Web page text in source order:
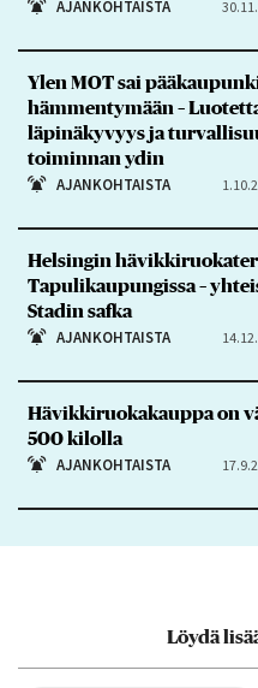
AJANKOHTAISTA
Ylen MOT sai
hämmentymään –
läpinäkyvyys ja
toiminnan ydin
AJANKOHTAISTA
Helsingin
Tapulikaupungissa –
Stadin safka
AJANKOHTAISTA
Hävikkiruokakauppa on
500 kilolla
AJANKOHTAISTA
Löydä